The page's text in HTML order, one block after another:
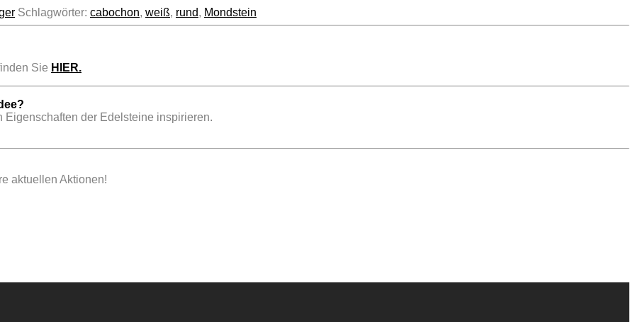
Schlagwörter: cabochon, weiß, rund, Mondstein
Sie HIER.
der Edelsteine inspirieren.
aktuellen Aktionen!